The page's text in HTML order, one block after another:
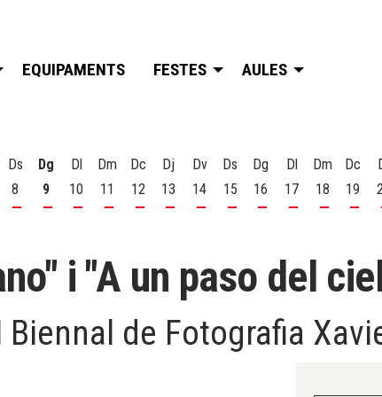
EQUIPAMENTS FESTES AULES
7 d'agost
Ds
8
Dissabte 8 d'agost
Dg
9
Diumenge 9 d'agost
Dl
10
Dilluns 10 d'agost
Dm
11
Dimarts 11 d'agost
Dc
12
Dimecres 12 d'agost
Dj
13
Dijous 13 d'agost
Dv
14
Divendres 14 d'agost
Ds
15
Dissabte 15 d'agost
Dg
16
Diumenge 16 d'agost
Dl
17
Dilluns 17
Dm
18
Dimarts
Dc
19
i "A un paso del
de Fotografia